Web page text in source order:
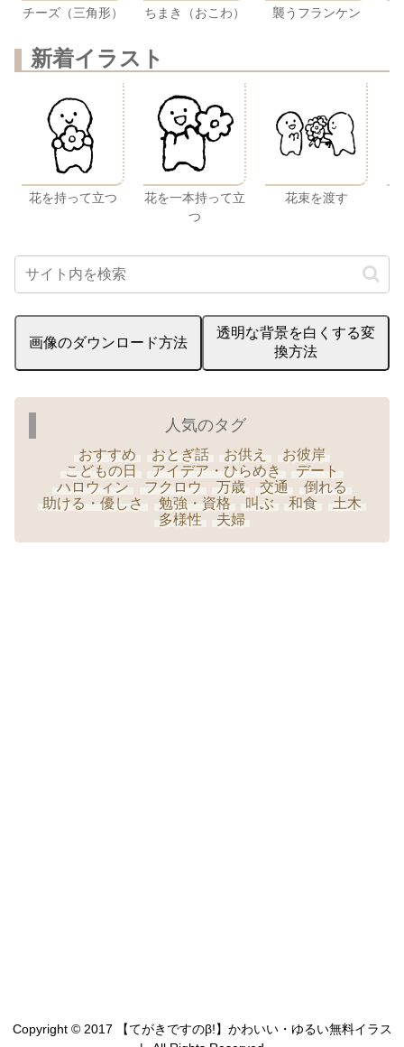
チーズ（三角形） ちまき（おこわ） 襲うフランケン
新着イラスト
花を持って立つ
花を一本持って立
つ
花束を渡す
画像のダウンロード方法
透明な背景を白くする変
換方法
人気のタグ
おすすめ おとぎ話 お供え
お彼岸
こどもの日
アイデア・ひらめき
デート
ハロウィン
フクロウ 万歳 交通
倒れる
助ける・優しさ
勉強・資格 叫ぶ 和食
土木
多様性
夫婦
Copyright © 2017 【てがきですのβ!】かわいい・ゆるい無料イラス